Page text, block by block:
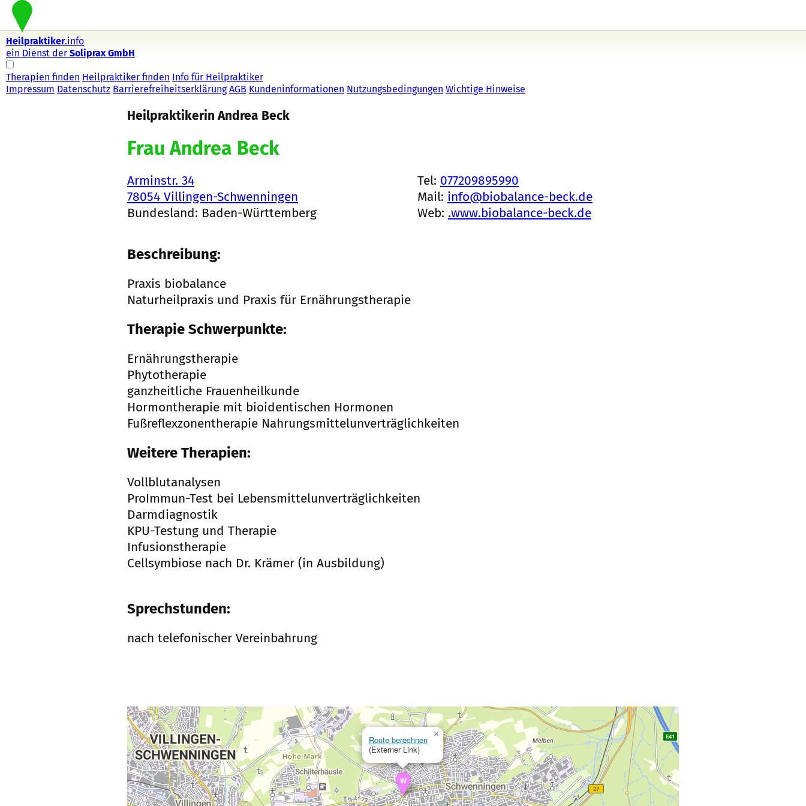
Heilpraktiker.info
ein Dienst der Soliprax GmbH
Therapien finden Heilpraktiker finden Info für Heilpraktiker
Impressum Datenschutz Barrierefreiheitserklärung AGB Kundeninformationen Nutzungsbedingungen Wichtige Hinweise
Heilpraktikerin Andrea Beck
Frau Andrea Beck
Arminstr. 34
78054 Villingen-Schwenningen
Bundesland: Baden-Württemberg
Tel: 077209895990
Mail: info@biobalance-beck.de
Web: .www.biobalance-beck.de
Beschreibung:
Praxis biobalance
Naturheilpraxis und Praxis für Ernährungstherapie
Therapie Schwerpunkte:
Ernährungstherapie
Phytotherapie
ganzheitliche Frauenheilkunde
Hormontherapie mit bioidentischen Hormonen
Fußreflexzonentherapie Nahrungsmittelunverträglichkeiten
Weitere Therapien:
Vollblutanalysen
ProImmun-Test bei Lebensmittelunverträglichkeiten
Darmdiagnostik
KPU-Testung und Therapie
Infusionstherapie
Cellsymbiose nach Dr. Krämer (in Ausbildung)
Sprechstunden:
nach telefonischer Vereinbahrung
Route berechnen
(Externer Link)
×